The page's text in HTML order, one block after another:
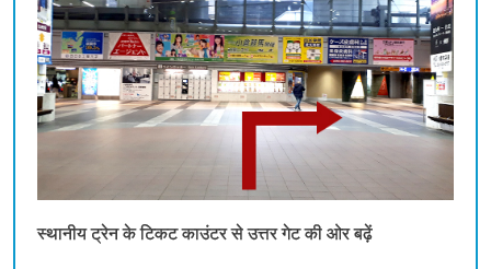
स्थानीय ट्रेन के टिकट काउंटर से उत्तर गेट की ओर बढ़ें